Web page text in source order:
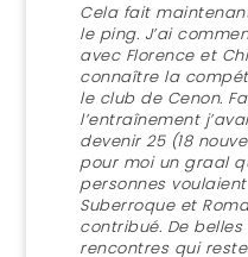
Cela fait
le ping. J’ai
avec Florence et
connaître la
le club de Cenon.
l’entraînement
devenir 25 (18
pour moi un graal
personnes
Suberroque et
contribué. De
rencontres qui